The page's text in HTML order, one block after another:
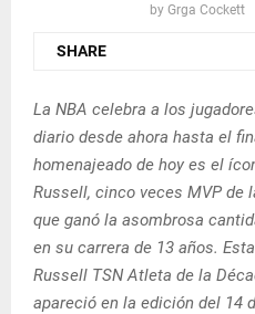
by Grga Cockett
SHARE
La NBA celebra a los
diario desde ahora hasta el
homenajeado de hoy es el
Russell, cinco veces MVP de
que ganó la asombrosa
en su carrera de 13 años.
Russell TSN Atleta de la
apareció en la edición del 14